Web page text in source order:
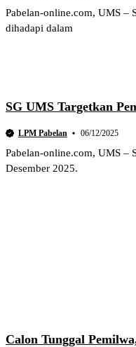
Pabelan-online.com, UMS –
dihadapi dalam
SG UMS Targetkan
LPM Pabelan 06/12/2025
Pabelan-online.com, UMS –
Desember 2025.
Calon Tunggal